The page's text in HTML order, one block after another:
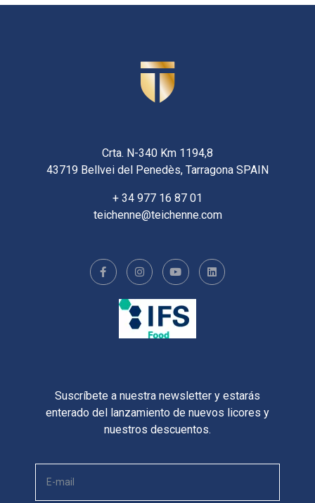
Crta. N-340 Km 1194,8
43719 Bellvei del Penedès, Tarragona SPAIN
+ 34 977 16 87 01
teichenne@teichenne.com
Suscríbete a nuestra newsletter y estarás
enterado del lanzamiento de nuevos licores y
nuestros descuentos.